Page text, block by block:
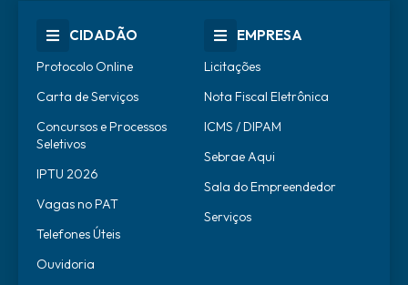
CIDADÃO
Protocolo Online
Carta de Serviços
Concursos e Processos
Seletivos
IPTU 2026
Vagas no PAT
Telefones Úteis
Ouvidoria
EMPRESA
Licitações
Nota Fiscal Eletrônica
ICMS / DIPAM
Sebrae Aqui
Sala do Empreendedor
Serviços